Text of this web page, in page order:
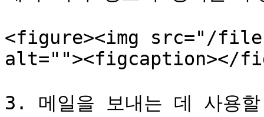
<figure><img src="/files/
alt=""><figcaption></
3. 메일을 보내는 데 사용